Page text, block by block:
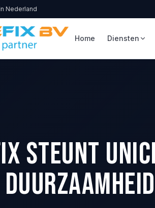
Nederland
Home Diensten
steunt